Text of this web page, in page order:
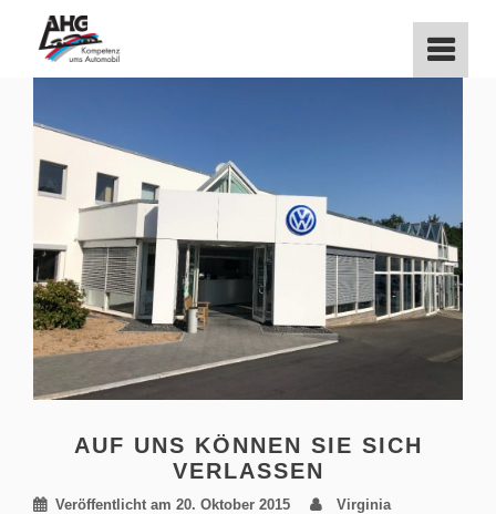
springen
AUF UNS KÖNNEN SIE SICH
VERLASSEN
Veröffentlicht am 20. Oktober 2015
Virginia